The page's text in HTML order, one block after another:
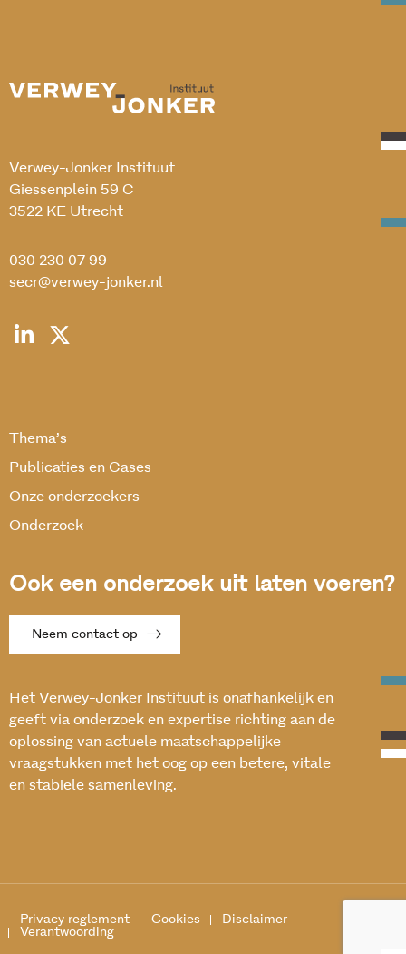
Verwey-Jonker Instituut
Giessenplein 59 C
3522 KE Utrecht
030 230 07 99
secr@verwey-jonker.nl
Thema’s
Publicaties en Cases
Onze onderzoekers
Onderzoek
Ook een onderzoek uit laten voeren?
Neem contact op
Het Verwey-Jonker Instituut is onafhankelijk en
geeft via onderzoek en expertise richting aan de
oplossing van actuele maatschappelijke
vraagstukken met het oog op een betere, vitale
en stabiele samenleving.
Privacy reglement Cookies
Disclaimer
Verantwoording